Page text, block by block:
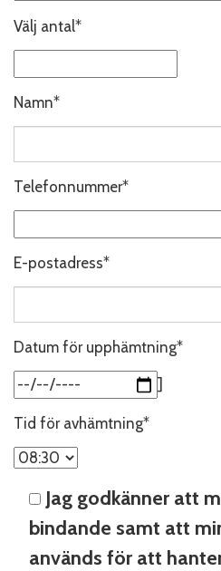
Välj antal*
Namn*
Telefonnummer*
E-postadress*
Datum för upphämtning*
]
Tid för avhämtning*
Jag godkänner att
bindande samt att
används för att